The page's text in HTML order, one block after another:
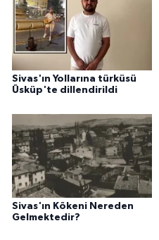
Sivas'ın Yollarına türküsü
Üsküp'te dillendirildi
Sivas'ın Kökeni Nereden
Gelmektedir?